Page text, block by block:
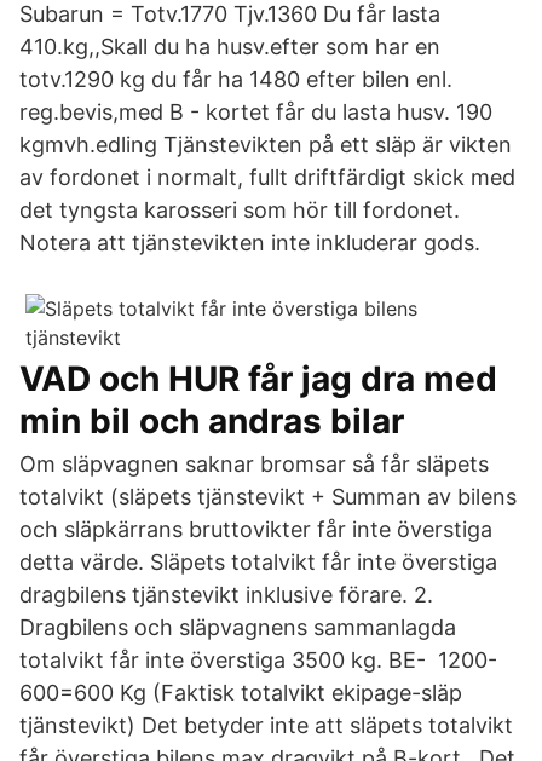
Subarun = Totv.1770 Tjv.1360 Du får lasta
410.kg,,Skall du ha husv.efter som har en
totv.1290 kg du får ha 1480 efter bilen enl.
reg.bevis,med B - kortet får du lasta husv. 190
kgmvh.edling Tjänstevikten på ett släp är vikten
av fordonet i normalt, fullt driftfärdigt skick med
det tyngsta karosseri som hör till fordonet.
Notera att tjänstevikten inte inkluderar gods.
VAD och HUR får jag dra med
min bil och andras bilar
Om släpvagnen saknar bromsar så får släpets
totalvikt (släpets tjänstevikt + Summan av bilens
och släpkärrans bruttovikter får inte överstiga
detta värde. Släpets totalvikt får inte överstiga
dragbilens tjänstevikt inklusive förare. 2.
Dragbilens och släpvagnens sammanlagda
totalvikt får inte överstiga 3500 kg. BE- 1200-
600=600 Kg (Faktisk totalvikt ekipage-släp
tjänstevikt) Det betyder inte att släpets totalvikt